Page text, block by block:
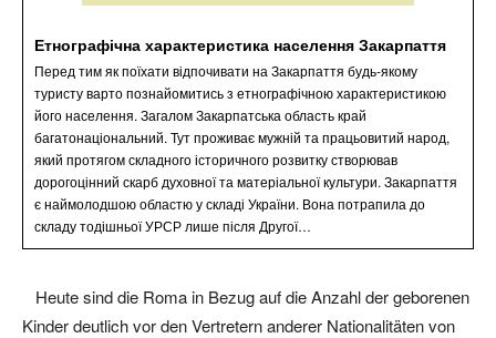
Етнографічна характеристика населення Закарпаття
Перед тим як поїхати відпочивати на Закарпаття будь-якому
туристу варто познайомитись з етнографічною характеристикою
його населення. Загалом Закарпатська область край
багатонаціональний. Тут проживає мужній та працьовитий народ,
який протягом складного історичного розвитку створював
дорогоцінний скарб духовної та матеріальної культури. Закарпаття
є наймолодшою областю у складі України. Вона потрапила до
складу тодішньої УРСР лише після Другої…
Heute sind die Roma in Bezug auf die Anzahl der geborenen
Kinder deutlich vor den Vertretern anderer Nationalitäten von